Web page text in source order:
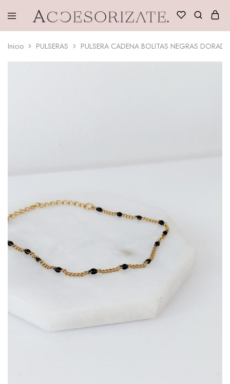
Inicio PULSERAS PULSERA CADENA BOLITAS NEGRAS DORADA